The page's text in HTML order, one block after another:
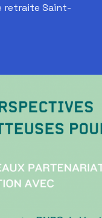
retraite Saint-